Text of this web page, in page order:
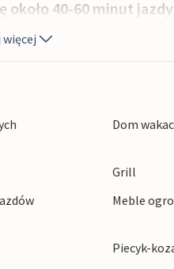
40-60 minut
ma swoje własne
1,5 godziny jazdy
Dom
Grill
Meble
Piecyk-